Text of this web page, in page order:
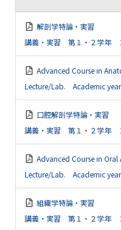
解剖学特論・実習
講義・実習 第１・２学年
Advanced Course in
Lecture/Lab. Academic
口腔解剖学特論・実習
講義・実習 第１・２学年
Advanced Course in Oral
Lecture/Lab. Academic
組織学特論・実習
講義・実習 第１・２学年